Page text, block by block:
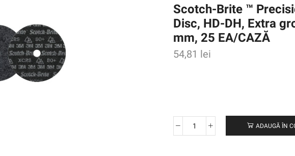
Scotch-Brite ™
Disc, HD-DH, Extra
mm, 25 EA/CAZĂ
54,81 lei
Cantitate
ADAUGĂ ÎN